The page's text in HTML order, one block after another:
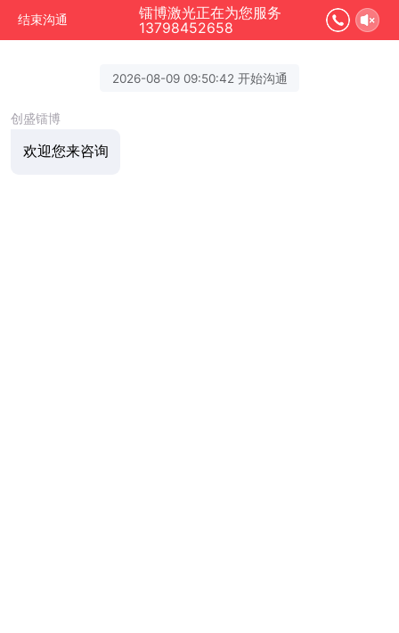
结束沟通
镭博激光正在为您服务
13798452658
2026-08-09 09:50:42 开始沟通
创盛镭博
欢迎您来咨询